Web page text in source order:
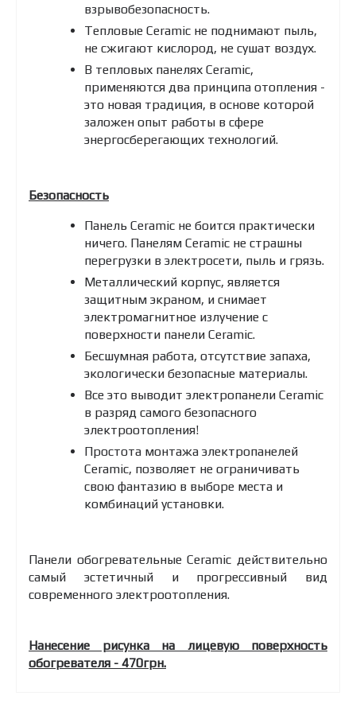
взрывобезопасность.
Тепловые Ceramic не поднимают пыль,
не сжигают кислород, не сушат воздух.
В тепловых панелях Ceramic,
применяются два принципа отопления -
это новая традиция, в основе которой
заложен опыт работы в сфере
энергосберегающих технологий.
Безопасность
Панель Ceramic не боится практически
ничего. Панелям Ceramic не страшны
перегрузки в электросети, пыль и грязь.
Металлический корпус, является
защитным экраном, и снимает
электромагнитное излучение с
поверхности панели Ceramic.
Бесшумная работа, отсутствие запаха,
экологически безопасные материалы.
Все это выводит электропанели Ceramic
в разряд самого безопасного
электроотопления!
Простота монтажа электропанелей
Ceramic, позволяет не ограничивать
свою фантазию в выборе места и
комбинаций установки.
Панели обогревательные Ceramic действительно
самый эстетичный и прогрессивный вид
современного электроотопления.
Нанесение рисунка на лицевую поверхность
обогревателя - 470грн.